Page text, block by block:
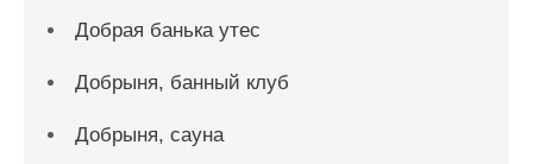
Добрая банька утес
Добрыня, банный клуб
Добрыня, сауна